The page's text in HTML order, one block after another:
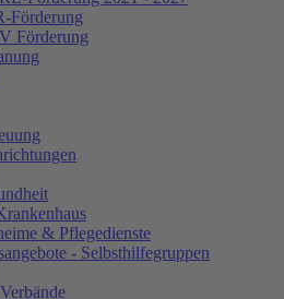
Förderung
Förderung
& Pflegedienste
- Selbsthilfegruppen